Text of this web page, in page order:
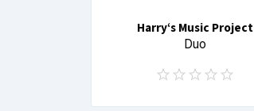
Harry‘s Music Project
Duo